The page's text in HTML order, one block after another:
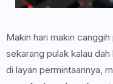
Makin hari makin
sekarang pulak kalau
di layan permintaannya,